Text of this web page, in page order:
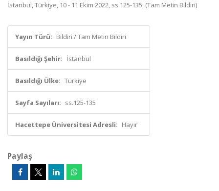
İstanbul, Türkiye, 10 - 11 Ekim 2022, ss.125-135, (Tam Metin Bildiri)
Yayın Türü: Bildiri / Tam Metin Bildiri
Basıldığı Şehir: İstanbul
Basıldığı Ülke: Türkiye
Sayfa Sayıları: ss.125-135
Hacettepe Üniversitesi Adresli: Hayır
Paylaş